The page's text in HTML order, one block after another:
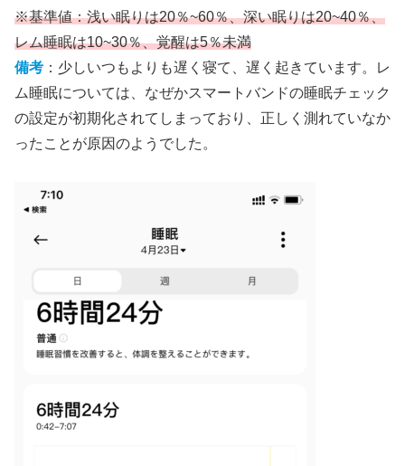
※基準値：浅い眠りは20％~60％、深い眠りは20~40％、
レム睡眠は10~30％、覚醒は5％未満
備考 ：少しいつもよりも遅く寝て、遅く起きています。レ
ム睡眠については、なぜかスマートバンドの睡眠チェック
の設定が初期化されてしまっており、正しく測れていなか
ったことが原因のようでした。